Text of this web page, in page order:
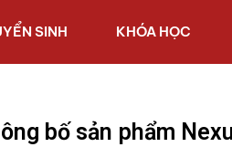
SINH KHÓA HỌC
bố sản phẩm